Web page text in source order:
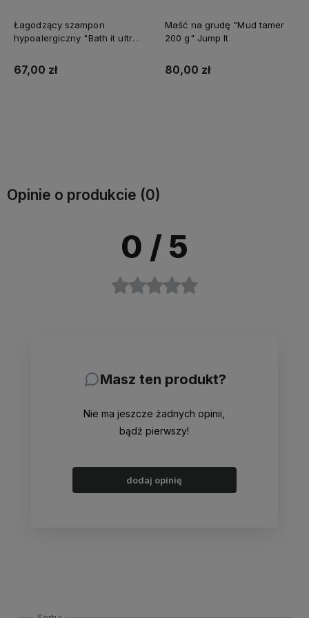
Maść na grudę "Mud tamer
200 g" Jump It
80,00 zł
Odżywka do włosów
"Wonder aid shining water"
35,00 zł
Opinie o produkcie (0)
0 / 5
Masz ten produkt?
Nie ma jeszcze żadnych opinii,
bądź pierwszy!
dodaj opinię